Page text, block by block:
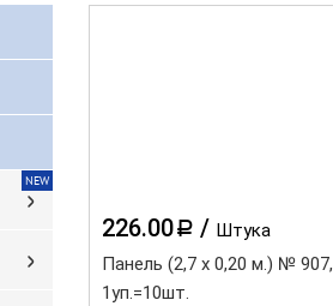
226.00 a / Штука
Панель (2,7 х 0,20 м.) № 907,
1уп.=10шт.
NEW